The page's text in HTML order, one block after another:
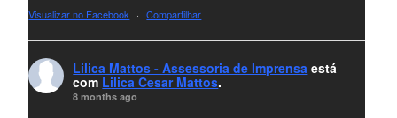
Visualizar no Facebook · Compartilhar
Lilica Mattos - Assessoria de Imprensa está
com Lilica Cesar Mattos.
8 months ago